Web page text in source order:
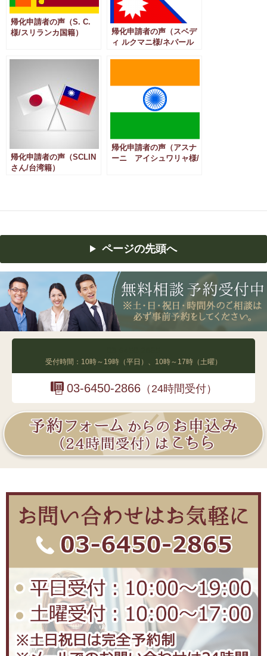
帰化申請者の声（S. C.
様/スリランカ国籍）
帰化申請者の声（スベデ
ィ ルクマニ様/ネパール
帰化申請者の声（SCLIN
さん/台湾籍）
帰化申請者の声（アスナ
ーニ アイシュワリャ様/
ページの先頭へ
受付時間：10時～19時（平日）、10時～17時（土曜）
03-6450-2866（24時間受付）